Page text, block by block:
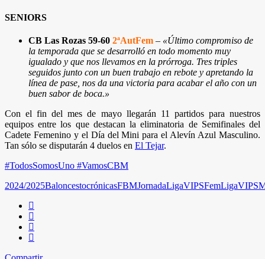
SENIORS
CB Las Rozas 59-60 2ªAutFem – «Último compromiso de
la temporada que se desarrolló en todo momento muy
igualado y que nos llevamos en la prórroga. Tres triples
seguidos junto con un buen trabajo en rebote y apretando la
línea de pase, nos da una victoria para acabar el año con un
buen sabor de boca.»
Con el fin del mes de mayo llegarán 11 partidos para nuestros
equipos entre los que destacan la eliminatoria de Semifinales del
Cadete Femenino y el Día del Mini para el Alevín Azul Masculino.
Tan sólo se disputarán 4 duelos en El Tejar.
#TodosSomosUno #VamosCBM
2024/2025BaloncestocrónicasFBMJornadaLigaVIPSFem